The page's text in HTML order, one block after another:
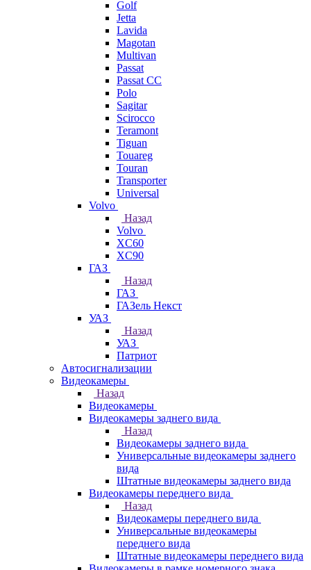
Golf
Jetta
Lavida
Magotan
Multivan
Passat
Passat CC
Polo
Sagitar
Scirocco
Teramont
Tiguan
Touareg
Touran
Transporter
Universal
Volvo
Назад
Volvo
XC60
XC90
ГАЗ
Назад
ГАЗ
ГАЗель Некст
УАЗ
Назад
УАЗ
Патриот
Автосигнализации
Видеокамеры
Назад
Видеокамеры
Видеокамеры заднего вида
Назад
Видеокамеры заднего вида
Универсальные видеокамеры заднего
вида
Штатные видеокамеры заднего вида
Видеокамеры переднего вида
Назад
Видеокамеры переднего вида
Универсальные видеокамеры
переднего вида
Штатные видеокамеры переднего вида